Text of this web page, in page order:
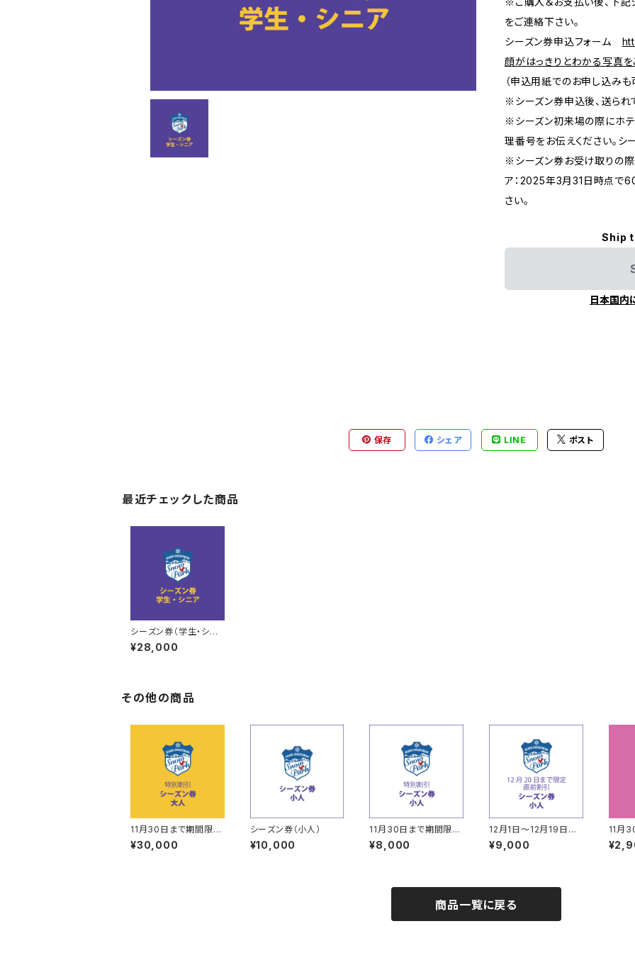
をご連絡下さい。
シーズン券申込フォーム
顔がはっきりとわかる写真を
（申込用紙でのお申し込みも
※シーズン券申込後、送られ
※シーズン初来場の際にホテ
理番号をお伝えください。シ
※シーズン券お受け取りの際
ア：2025年3月31日時点で
さい。
Ship
日本国内
保存 シェア LINE ポスト
最近チェックした商品
シーズン券（学生・シニ
ア）
¥28,000
その他の商品
11月30日まで期間限
定 特別割引 シーズ
ン券（大人）
¥30,000
シーズン券（小人）
¥10,000
11月30日まで期間限
定 特別割引 シーズ
ン券（小人）
¥8,000
12月1日～12月19日期
間限定 直前割引 シ
ーズン券（小人）
¥9,000
11月
定 早
商品一覧に戻る